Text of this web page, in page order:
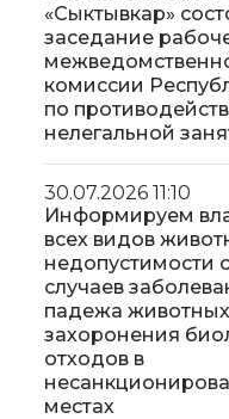
«Сыктывкар»
заседание
комиссии
по
нелегальной
30.07.2026 11:10
Информируем
всех видов
недопустимости
случаев
падежа
захоронения
отходов в
местах